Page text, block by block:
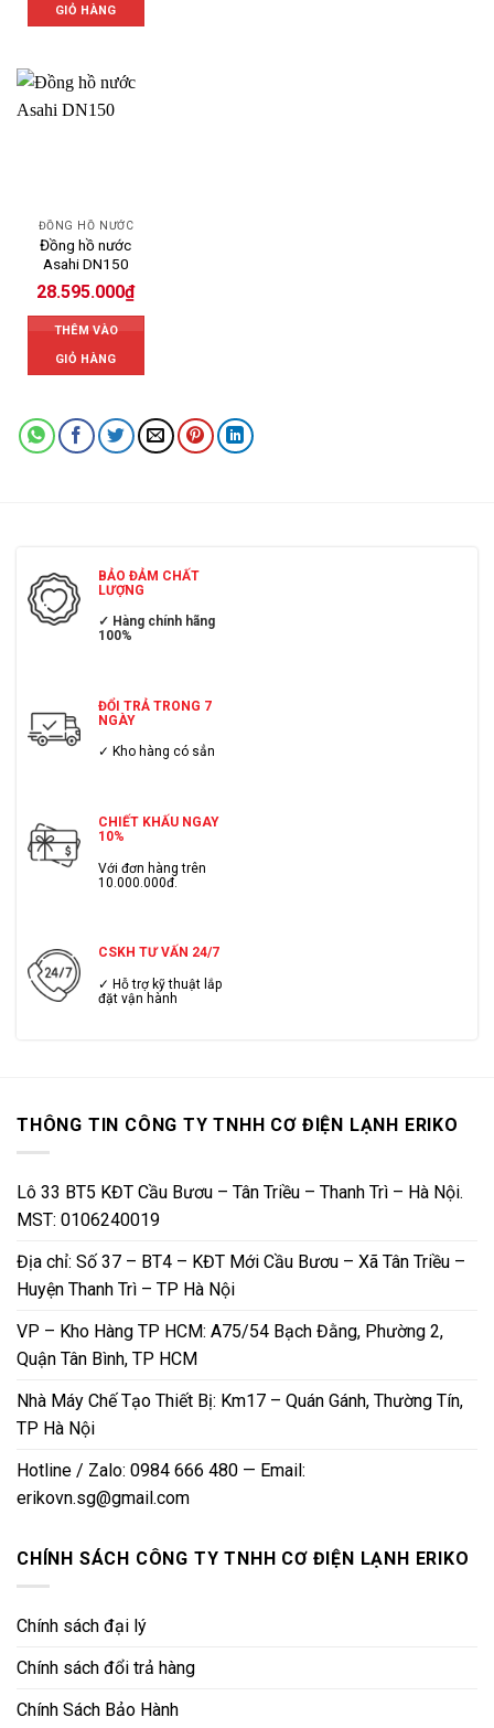
GIỎ HÀNG
ĐỒNG HỒ NƯỚC
Đồng hồ nước
Asahi DN150
28.595.000₫
THÊM VÀO
GIỎ HÀNG
BẢO ĐẢM CHẤT
LƯỢNG
✓ Hàng chính hãng
100%
ĐỔI TRẢ TRONG 7
NGÀY
✓ Kho hàng có sẳn
CHIẾT KHẤU NGAY
10%
Với đơn hàng trên
10.000.000đ.
CSKH TƯ VẤN 24/7
✓ Hỗ trợ kỹ thuật lắp
đặt vận hành
THÔNG TIN CÔNG TY TNHH CƠ ĐIỆN LẠNH ERIKO
Lô 33 BT5 KĐT Cầu Bươu – Tân Triều – Thanh Trì – Hà Nội.
MST: 0106240019
Địa chỉ: Số 37 – BT4 – KĐT Mới Cầu Bươu – Xã Tân Triều –
Huyện Thanh Trì – TP Hà Nội
VP – Kho Hàng TP HCM: A75/54 Bạch Đằng, Phường 2,
Quận Tân Bình, TP HCM
Nhà Máy Chế Tạo Thiết Bị: Km17 – Quán Gánh, Thường Tín,
TP Hà Nội
Hotline / Zalo: 0984 666 480 — Email:
erikovn.sg@gmail.com
CHÍNH SÁCH CÔNG TY TNHH CƠ ĐIỆN LẠNH ERIKO
Chính sách đại lý
Chính sách đổi trả hàng
Chính Sách Bảo Hành